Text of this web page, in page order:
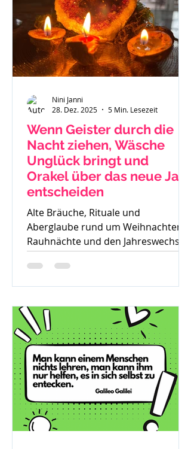
Wenn Geister durch die
Nacht ziehen, Wäsche
Unglück bringt und
Orakel über das neue Jahr
entscheiden
Alte Bräuche, Rituale und
Aberglaube rund um Weihnachten,
Rauhnächte und den Jahreswechsel
– warum früher vieles verboten war
und was davon bis heute geblieben
ist.
Nini Janni
28. Dez. 2025
5 Min. Lesezeit